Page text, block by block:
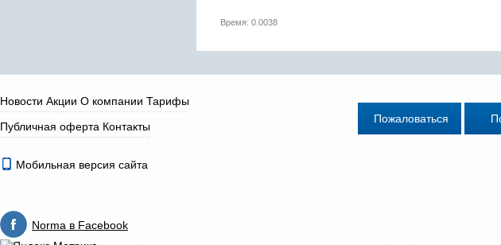
Время: 0.0038
Новости Акции О компании Тарифы
Публичная оферта Контакты
Мобильная версия сайта
Norma в Facebook